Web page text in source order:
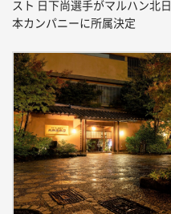
スト 日下尚選手がマルハン北日
本カンパニーに所属決定